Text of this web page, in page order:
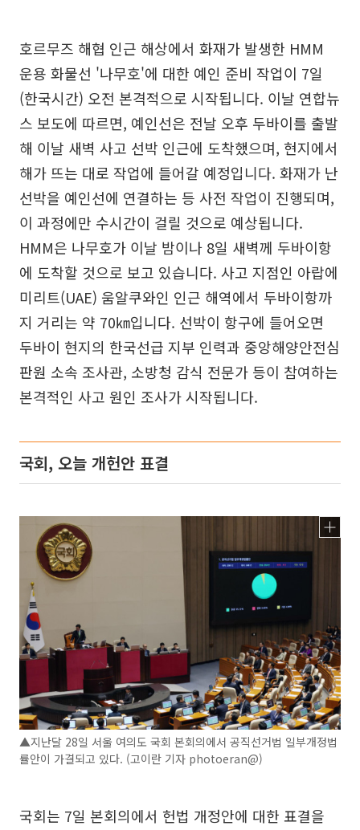
호르무즈 해협 인근 해상에서 화재가 발생한 HMM
운용 화물선 '나무호'에 대한 예인 준비 작업이 7일
(한국시간) 오전 본격적으로 시작됩니다. 이날 연합뉴
스 보도에 따르면, 예인선은 전날 오후 두바이를 출발
해 이날 새벽 사고 선박 인근에 도착했으며, 현지에서
해가 뜨는 대로 작업에 들어갈 예정입니다. 화재가 난
선박을 예인선에 연결하는 등 사전 작업이 진행되며,
이 과정에만 수시간이 걸릴 것으로 예상됩니다.
HMM은 나무호가 이날 밤이나 8일 새벽께 두바이항
에 도착할 것으로 보고 있습니다. 사고 지점인 아랍에
미리트(UAE) 움알쿠와인 인근 해역에서 두바이항까
지 거리는 약 70㎞입니다. 선박이 항구에 들어오면
두바이 현지의 한국선급 지부 인력과 중앙해양안전심
판원 소속 조사관, 소방청 감식 전문가 등이 참여하는
본격적인 사고 원인 조사가 시작됩니다.
국회, 오늘 개헌안 표결
▲지난달 28일 서울 여의도 국회 본회의에서 공직선거법 일부개정법
률안이 가결되고 있다. (고이란 기자 photoeran@)
국회는 7일 본회의에서 헌법 개정안에 대한 표결을